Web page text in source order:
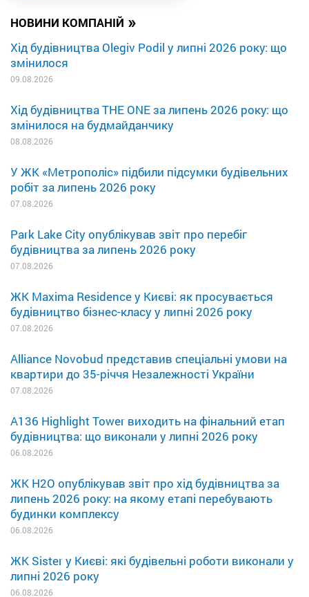
НОВИНИ КОМПАНІЙ »
Хід будівництва Olegiv Podil у липні 2026 року: що
змінилося
09.08.2026
Хід будівництва THE ONE за липень 2026 року: що
змінилося на будмайданчику
08.08.2026
У ЖК «Метрополіс» підбили підсумки будівельних
робіт за липень 2026 року
07.08.2026
Park Lake City опублікував звіт про перебіг
будівництва за липень 2026 року
07.08.2026
ЖК Maxima Residence у Києві: як просувається
будівництво бізнес-класу у липні 2026 року
07.08.2026
Alliance Novobud представив спеціальні умови на
квартири до 35-річчя Незалежності України
07.08.2026
A136 Highlight Tower виходить на фінальний етап
будівництва: що виконали у липні 2026 року
06.08.2026
ЖК H2O опублікував звіт про хід будівництва за
липень 2026 року: на якому етапі перебувають
будинки комплексу
06.08.2026
ЖК Sister у Києві: які будівельні роботи виконали у
липні 2026 року
06.08.2026